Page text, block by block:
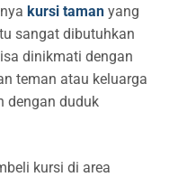
kursi taman yang
sangat dibutuhkan
dinikmati dengan
teman atau keluarga
dengan duduk
kursi di area